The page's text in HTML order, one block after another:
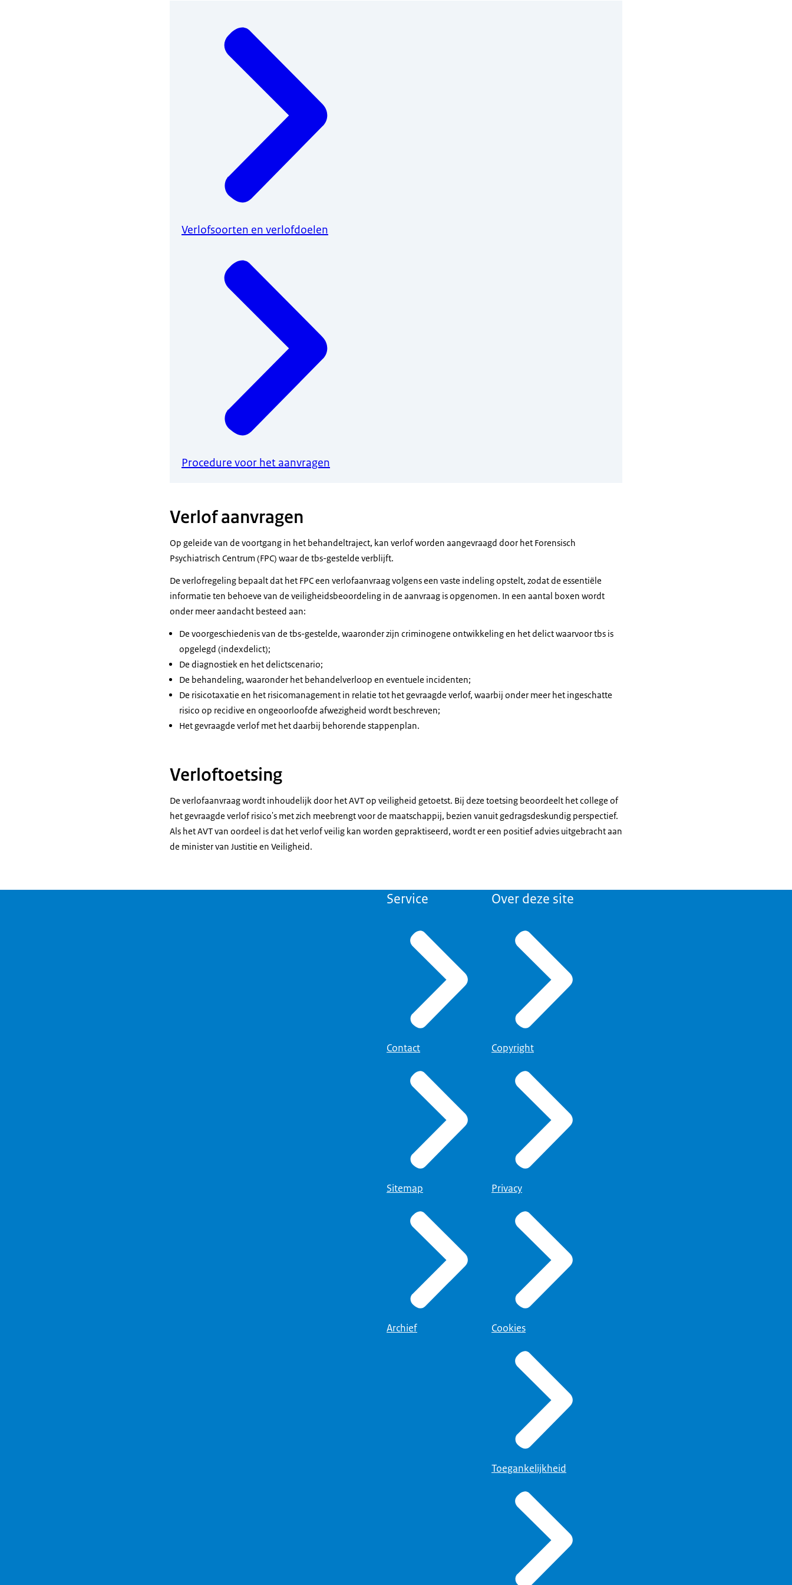
Verlofsoorten en verlofdoelen
Procedure voor het aanvragen
Verlof aanvragen
Op geleide van de voortgang in het behandeltraject, kan verlof worden aangevraagd door het Forensisch
Psychiatrisch Centrum (FPC) waar de tbs-gestelde verblijft.
De verlofregeling bepaalt dat het FPC een verlofaanvraag volgens een vaste indeling opstelt, zodat de essentiële
informatie ten behoeve van de veiligheidsbeoordeling in de aanvraag is opgenomen. In een aantal boxen wordt
onder meer aandacht besteed aan:
De voorgeschiedenis van de tbs-gestelde, waaronder zijn criminogene ontwikkeling en het delict waarvoor tbs is
opgelegd (indexdelict);
De diagnostiek en het delictscenario;
De behandeling, waaronder het behandelverloop en eventuele incidenten;
De risicotaxatie en het risicomanagement in relatie tot het gevraagde verlof, waarbij onder meer het ingeschatte
risico op recidive en ongeoorloofde afwezigheid wordt beschreven;
Het gevraagde verlof met het daarbij behorende stappenplan.
Verloftoetsing
De verlofaanvraag wordt inhoudelijk door het AVT op veiligheid getoetst. Bij deze toetsing beoordeelt het college of
het gevraagde verlof risico's met zich meebrengt voor de maatschappij, bezien vanuit gedragsdeskundig perspectief.
Als het AVT van oordeel is dat het verlof veilig kan worden gepraktiseerd, wordt er een positief advies uitgebracht aan
de minister van Justitie en Veiligheid.
Service
Contact
Sitemap
Archief
Over deze site
Copyright
Privacy
Cookies
Toegankelijkheid